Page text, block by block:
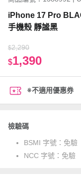
iPhone 17 Pro
手機殼 靜謐黑
$2,290
$1,390
※不適用優惠券
檢驗碼
BSMI 字號： 免驗
NCC 字號： 免驗